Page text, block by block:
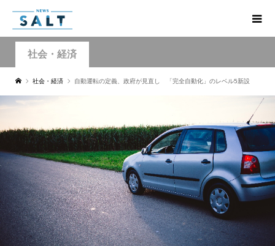
社会・経済
社会・経済 自動運転の定義、政府が見直し 「完全自動化」のレベル5新設